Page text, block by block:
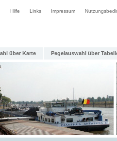
Hilfe Links Impressum
über Karte Pegelauswahl über